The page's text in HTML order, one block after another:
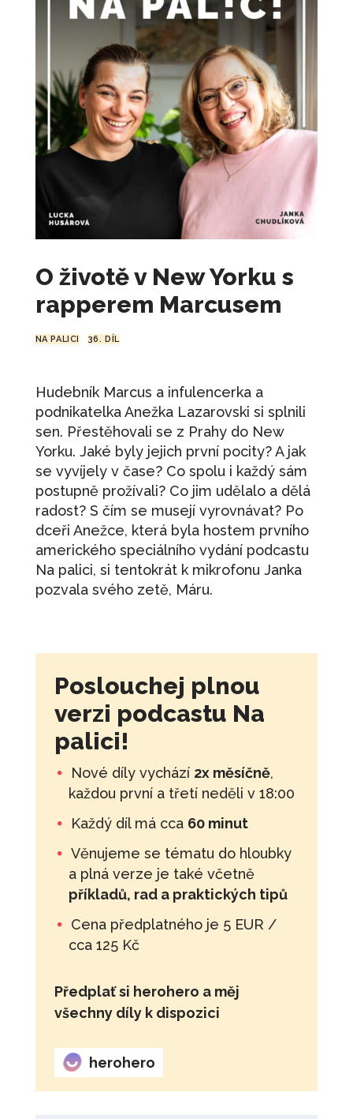
O životě v New Yorku s
rapperem Marcusem
NA PALICI 36. DÍL
Hudebník Marcus a infulencerka a
podnikatelka Anežka Lazarovski si splnili
sen. Přestěhovali se z Prahy do New
Yorku. Jaké byly jejich první pocity? A jak
se vyvíjely v čase? Co spolu i každý sám
postupně prožívali? Co jim udělalo a dělá
radost? S čím se musejí vyrovnávat? Po
dceři Anežce, která byla hostem prvního
amerického speciálního vydání podcastu
Na palici, si tentokrát k mikrofonu Janka
pozvala svého zetě, Máru.
Poslouchej plnou
verzi podcastu Na
palici!
Nové díly vychází 2x měsíčně,
každou první a třetí neděli v 18:00
Každý díl má cca 60 minut
Věnujeme se tématu do hloubky
a plná verze je také včetně
příkladů, rad a praktických tipů
Cena předplatného je 5 EUR /
cca 125 Kč
Předplať si herohero a měj
všechny díly k dispozici
herohero
Kč +
Multitasking - virus doby
690Kč +
Stres, vyhoření, restart
490Kč + PŘIDAT
Ranní a večerní rituály
PŘIDAT
Ranní meditace